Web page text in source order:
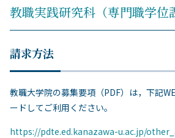
教職実践研究科（専門職学位
請求方法
教職大学院の募集要項（PDF）は，下記
ードしてご利用ください。
https://pdte.ed.kanazawa-u.ac.jp/